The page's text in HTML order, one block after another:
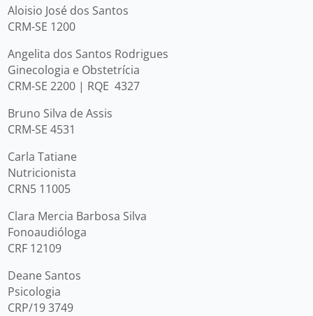
Aloisio José dos Santos
CRM-SE 1200
Angelita dos Santos Rodrigues
Ginecologia e Obstetrícia
CRM-SE 2200 | RQE 4327
Bruno Silva de Assis
CRM-SE 4531
Carla Tatiane
Nutricionista
CRN5 11005
Clara Mercia Barbosa Silva
Fonoaudióloga
CRF 12109
Deane Santos
Psicologia
CRP/19 3749